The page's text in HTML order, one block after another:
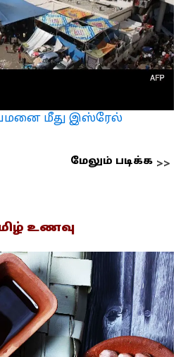
மீது இஸ்ரேல்
மேலும் படிக்க
உணவு